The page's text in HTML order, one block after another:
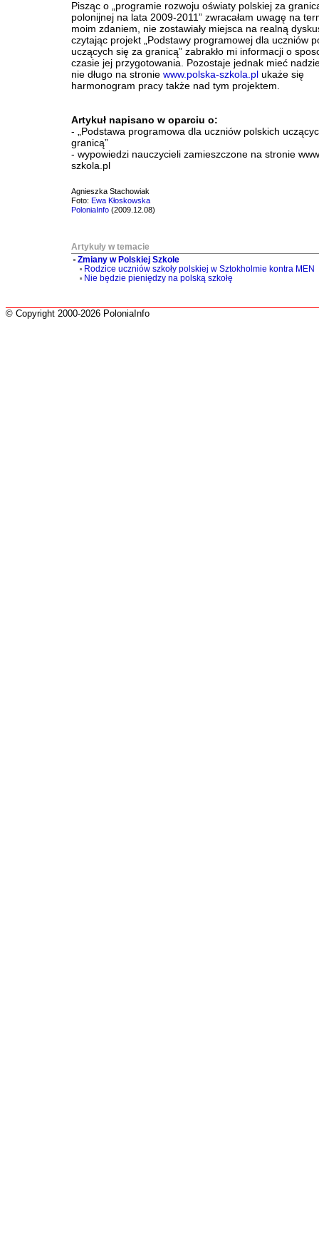
Pisząc o „programie rozwoju oświaty polskiej za
polonijnej na lata 2009-2011” zwracałam uwagę na
moim zdaniem, nie zostawiały miejsca na realną
czytając projekt „Podstawy programowej dla uczniów
uczących się za granicą” zabrakło mi informacji o
czasie jej przygotowania. Pozostaje jednak mieć
nie długo na stronie www.polska-szkola.pl ukaże się
harmonogram pracy także nad tym projektem.
Artykuł napisano w oparciu o:
- „Podstawa programowa dla uczniów polskich
granicą”
- wypowiedzi nauczycieli zamieszczone na stronie
szkola.pl
Agnieszka Stachowiak
Foto: Ewa Kłoskowska
PoloniaInfo (2009.12.08)
Artykuły w temacie
Zmiany w Polskiej Szkole
Rodzice uczniów szkoły polskiej w Sztokholmie kontra MEN
Nie będzie pieniędzy na polską szkołę
© Copyright 2000-2026 PoloniaInfo